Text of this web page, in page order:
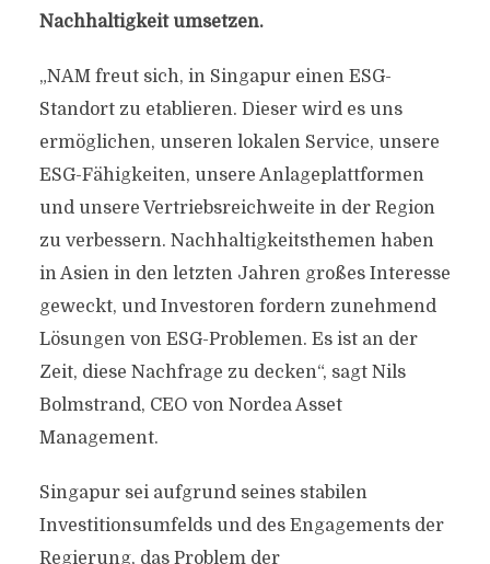
Nachhaltigkeit umsetzen.
„NAM freut sich, in Singapur einen ESG-
Standort zu etablieren. Dieser wird es uns
ermöglichen, unseren lokalen Service, unsere
ESG-Fähigkeiten, unsere Anlageplattformen
und unsere Vertriebsreichweite in der Region
zu verbessern. Nachhaltigkeitsthemen haben
in Asien in den letzten Jahren großes Interesse
geweckt, und Investoren fordern zunehmend
Lösungen von ESG-Problemen. Es ist an der
Zeit, diese Nachfrage zu decken“, sagt Nils
Bolmstrand, CEO von Nordea Asset
Management.
Singapur sei aufgrund seines stabilen
Investitionsumfelds und des Engagements der
Regierung, das Problem der